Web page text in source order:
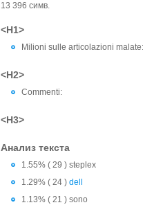
13 396 симв.
<H1>
Milioni sulle articolazioni
<H2>
Commenti:
<H3>
Анализ текста
1.55% ( 29 ) steplex
1.29% ( 24 )dell
1.13% ( 21 ) sono